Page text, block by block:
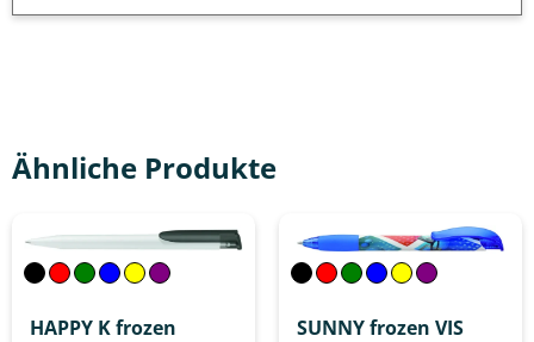
Ähnliche Produkte
HAPPY K frozen SUNNY frozen VIS